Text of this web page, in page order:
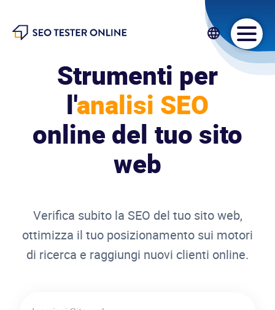
Strumenti per
l'analisi SEO
online del tuo sito
web
Verifica subito la SEO del tuo sito web,
ottimizza il tuo posizionamento sui motori
di ricerca e raggiungi nuovi clienti online.